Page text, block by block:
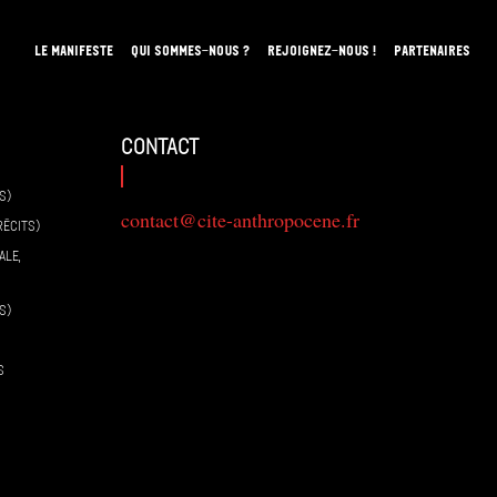
LE MANIFESTE QUI SOMMES-NOUS ? REJOIGNEZ-NOUS ! PARTENAIRES
contact
contact@cite-anthropocene.fr